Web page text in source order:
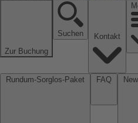
Zur Buchung
Suchen